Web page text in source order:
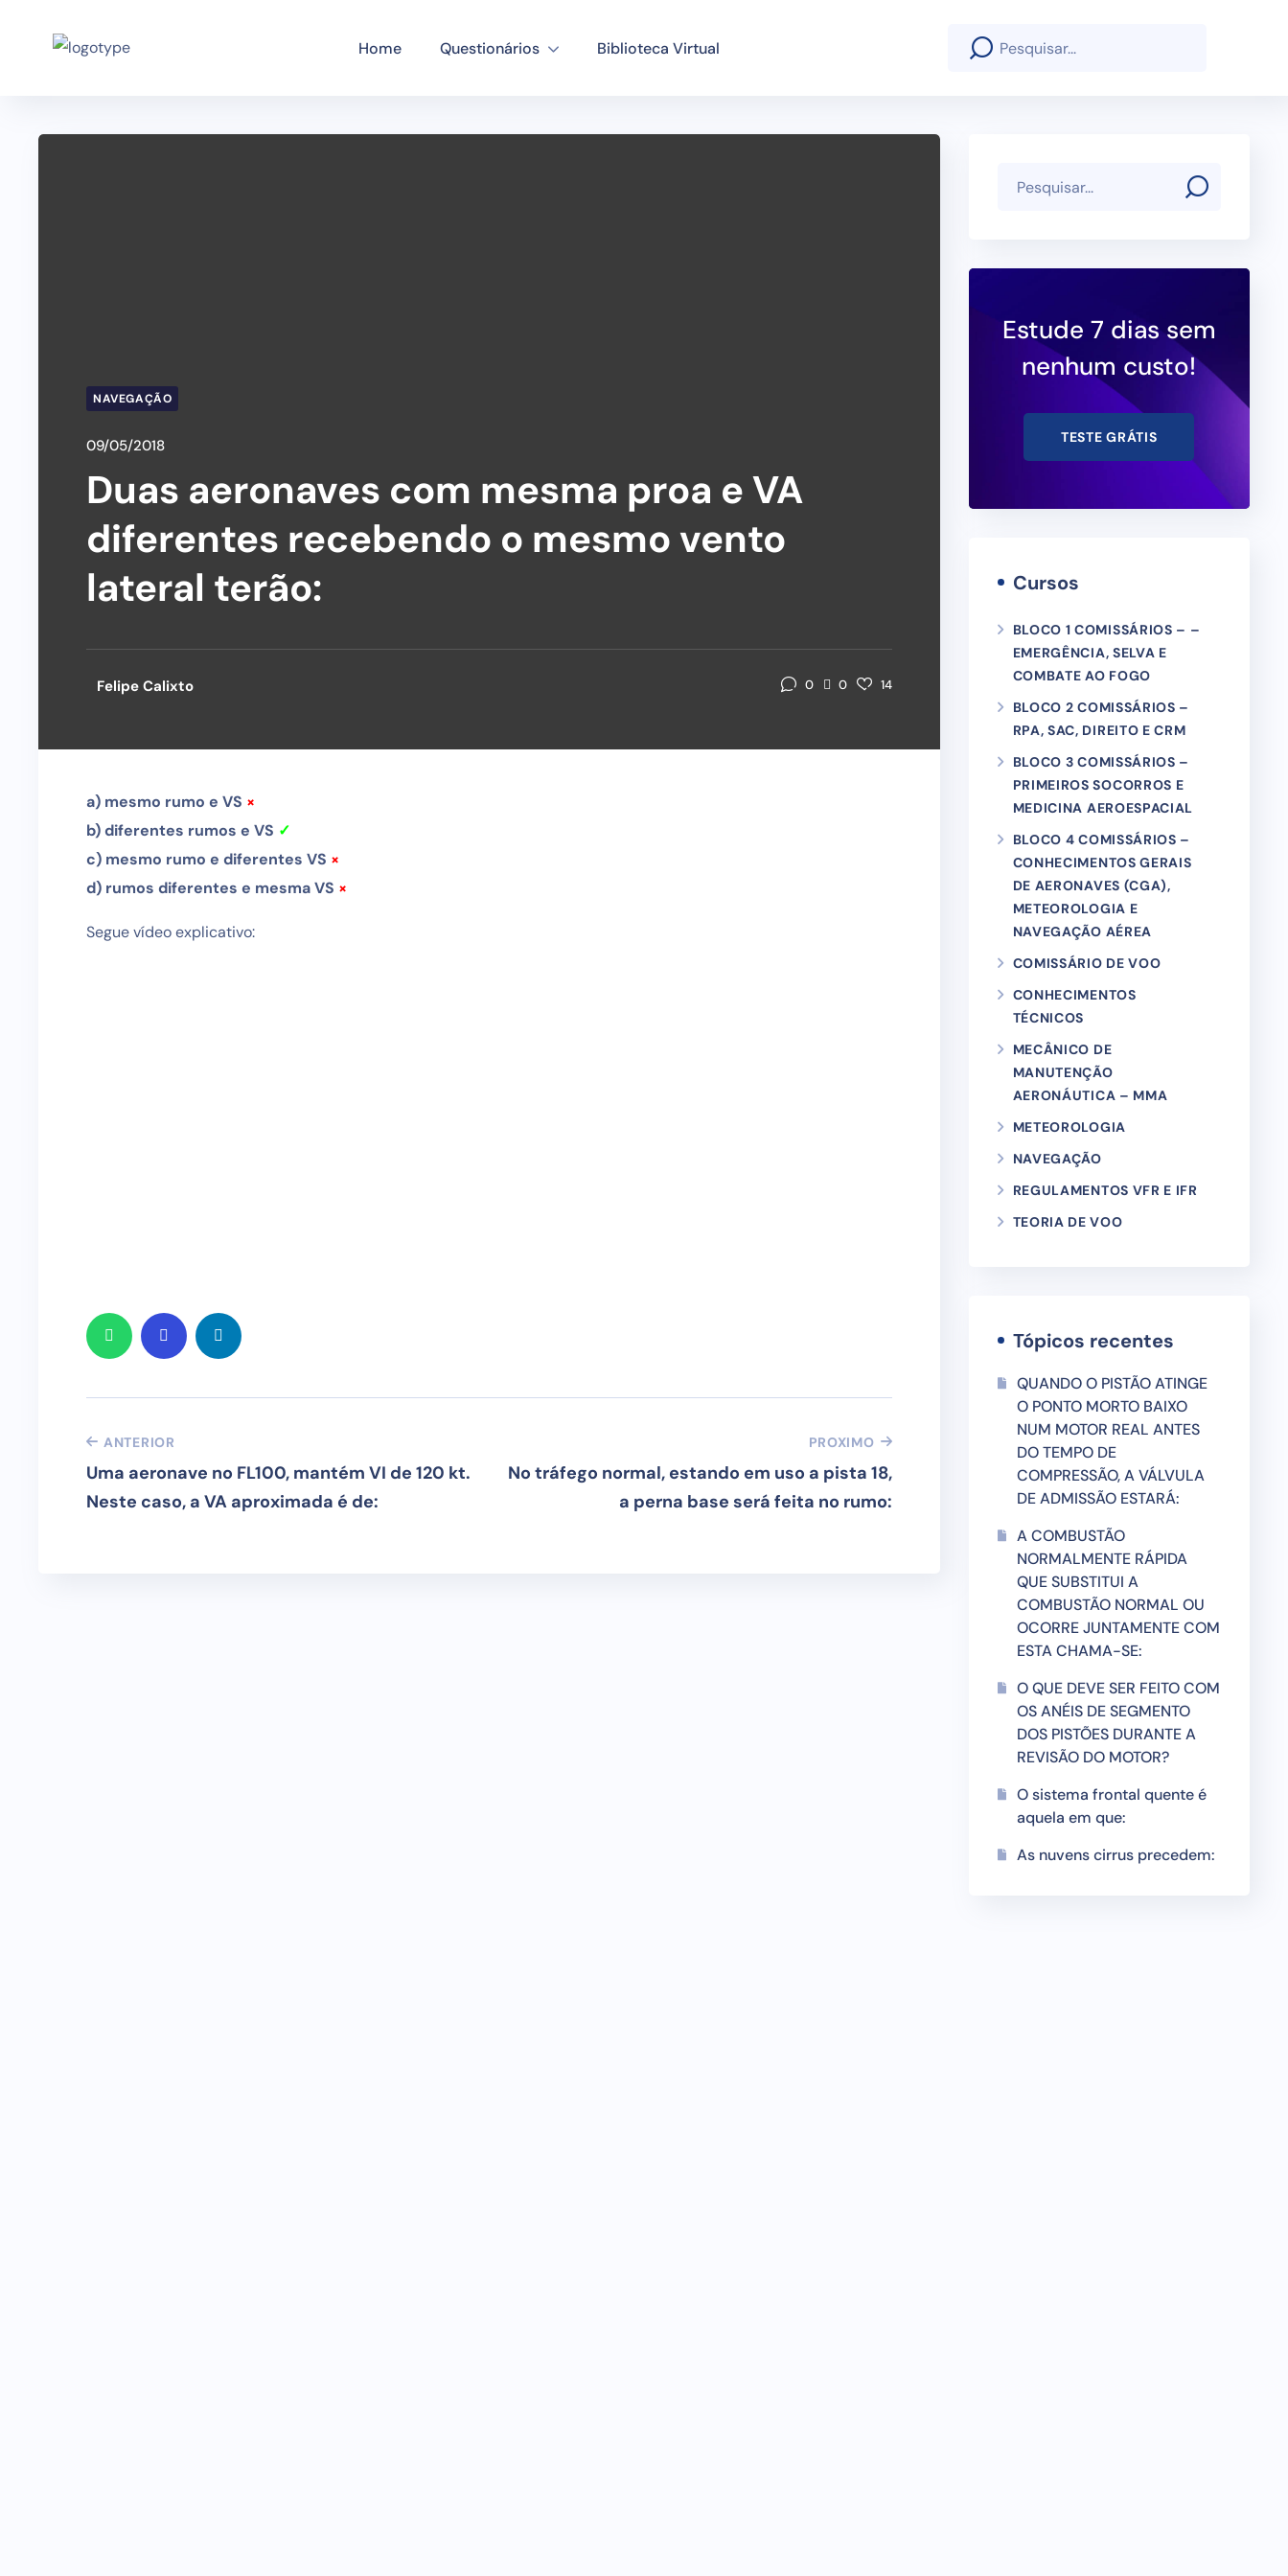
Home Questionários Biblioteca Virtual
NAVEGAÇÃO
09/05/2018
Duas aeronaves com mesma proa e VA
diferentes recebendo o mesmo vento
lateral terão:
Felipe Calixto 0 0 14
a) mesmo rumo e VS ×
b) diferentes rumos e VS ✓
c) mesmo rumo e diferentes VS ×
d) rumos diferentes e mesma VS ×
Segue vídeo explicativo:
ANTERIOR
Uma aeronave no FL100, mantém VI de 120 kt.
Neste caso, a VA aproximada é de:
PROXIMO
No tráfego normal, estando em uso a pista 18,
a perna base será feita no rumo:
Estude 7 dias sem
nenhum custo!
TESTE GRÁTIS
Cursos
BLOCO 1 COMISSÁRIOS – –
EMERGÊNCIA, SELVA E
COMBATE AO FOGO
BLOCO 2 COMISSÁRIOS –
RPA, SAC, DIREITO E CRM
BLOCO 3 COMISSÁRIOS –
PRIMEIROS SOCORROS E
MEDICINA AEROESPACIAL
BLOCO 4 COMISSÁRIOS –
CONHECIMENTOS GERAIS
DE AERONAVES (CGA),
METEOROLOGIA E
NAVEGAÇÃO AÉREA
COMISSÁRIO DE VOO
CONHECIMENTOS
TÉCNICOS
MECÂNICO DE
MANUTENÇÃO
AERONÁUTICA – MMA
METEOROLOGIA
NAVEGAÇÃO
REGULAMENTOS VFR E IFR
TEORIA DE VOO
Tópicos recentes
QUANDO O PISTÃO ATINGE
O PONTO MORTO BAIXO
NUM MOTOR REAL ANTES
DO TEMPO DE
COMPRESSÃO, A VÁLVULA
DE ADMISSÃO ESTARÁ:
A COMBUSTÃO
NORMALMENTE RÁPIDA
QUE SUBSTITUI A
COMBUSTÃO NORMAL OU
OCORRE JUNTAMENTE COM
ESTA CHAMA-SE:
O QUE DEVE SER FEITO COM
OS ANÉIS DE SEGMENTO
DOS PISTÕES DURANTE A
REVISÃO DO MOTOR?
O sistema frontal quente é
aquela em que:
As nuvens cirrus precedem: